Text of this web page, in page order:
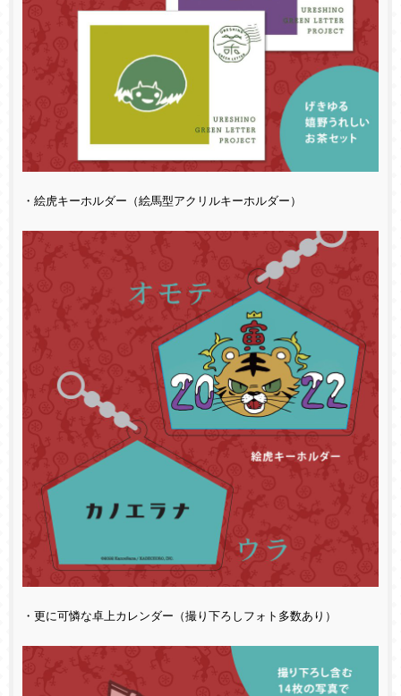
・絵虎キーホルダー（絵馬型アクリルキーホルダー）
・更に可憐な卓上カレンダー（撮り下ろしフォト多数あり）